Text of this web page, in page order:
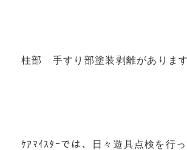
柱部 手すり部塗装剥離があります
ｹｱﾏｲｽﾀｰでは、日々遊具点検を行